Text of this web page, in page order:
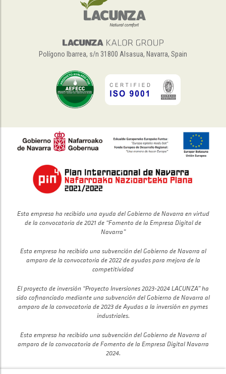
Polígono Ibarrea, s/n 31800 Alsasua, Navarra, Spain
Esta empresa ha recibido una ayuda del Gobierno de Navarra en virtud
de la convocatoria de 2021 de “Fomento de la Empresa Digital de
Navarra”
Esta empresa ha recibido una subvención del Gobierno de Navarra al
amparo de la convocatoria de 2022 de ayudas para mejora de la
competitividad
El proyecto de inversión “Proyecto Inversiones 2023-2024 LACUNZA” ha
sido cofinanciado mediante una subvención del Gobierno de Navarra al
amparo de la convocatoria de 2023 de Ayudas a la inversión en pymes
industriales.
Esta empresa ha recibido una subvención del Gobierno de Navarra al
amparo de la convocatoria de Fomento de la Empresa Digital Navarra
2024.